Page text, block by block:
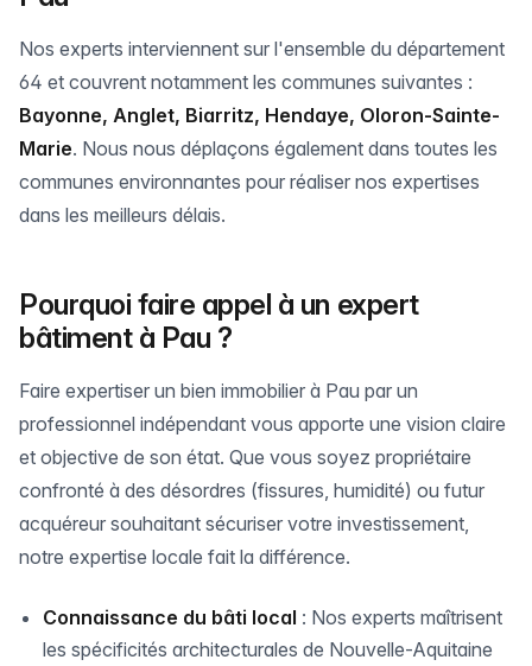
Nos experts interviennent sur l'ensemble du département
64 et couvrent notamment les communes suivantes :
Bayonne, Anglet, Biarritz, Hendaye, Oloron-Sainte-
Marie. Nous nous déplaçons également dans toutes les
communes environnantes pour réaliser nos expertises
dans les meilleurs délais.
Pourquoi faire appel à un expert
bâtiment à Pau ?
Faire expertiser un bien immobilier à Pau par un
professionnel indépendant vous apporte une vision claire
et objective de son état. Que vous soyez propriétaire
confronté à des désordres (fissures, humidité) ou futur
acquéreur souhaitant sécuriser votre investissement,
notre expertise locale fait la différence.
Connaissance du bâti local : Nos experts maîtrisent
les spécificités architecturales de Nouvelle-Aquitaine